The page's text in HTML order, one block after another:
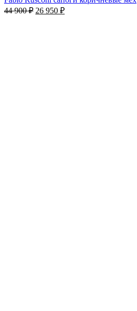
44 900₽ 26 950 ₽